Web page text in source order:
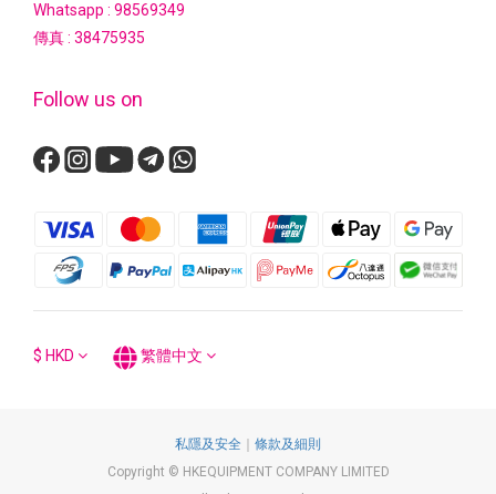
Whatsapp : 98569349
傳真 : 38475935
Follow us on
$ HKD 繁體中文
私隱及安全 ｜ 條款及細則
Copyright © HKEQUIPMENT COMPANY LIMITED